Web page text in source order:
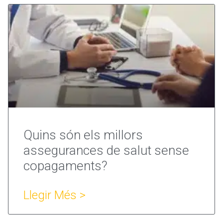
Quins són els millors
assegurances de salut sense
copagaments?
Llegir Més >